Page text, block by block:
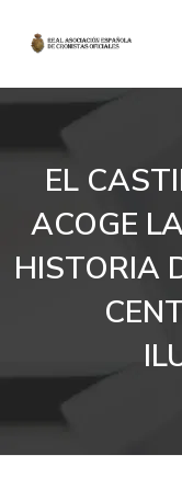
EL
ACOGE
HISTORIA